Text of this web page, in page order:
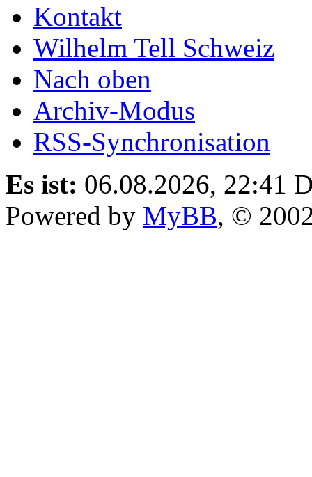
Kontakt
Wilhelm Tell Schweiz
Nach oben
Archiv-Modus
RSS-Synchronisation
Es ist: 06.08.2026, 22:41
Powered by MyBB, ©